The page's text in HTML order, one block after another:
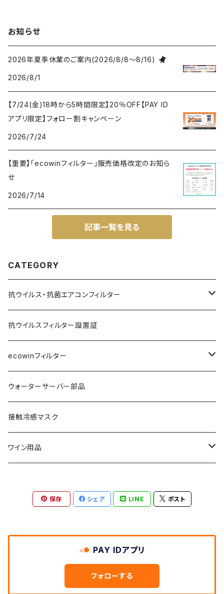
菌エアコンフィルター/新型
コロナ対策/風邪・インフル
エンザ対策/抗MRSA/抗カ
ビ/銅イオンの殺菌力/メンテ
ン/日本製/エコウィンフィル
ター
ナ対策/風邪・インフルエン
ザ対策/抗MRSA/抗カビ/銅
イオンの殺菌力/メンテナン
本製/エコウィンフィルター
お知らせ
2026年夏季休業のご案内(2026/8/8～8/16)
2026/8/1
【7/24(金)18時から5時間限定】20％OFF【PAY ID
アプリ限定】フォロー割キャンペーン
2026/7/24
【重要】「ecowinフィルター」販売価格改定のお知ら
せ
2026/7/14
記事一覧を見る
CATEGORY
抗ウイルス・抗菌エアコンフィルター
業務用(天カセ形)
エコウインフィルター
ecowinフィルター
家庭用(壁掛形)
エコウインフィルター
ecowinフィルター
抗ウイルスフィルター設置証
ecowinフィルター
インフルエンザ
ウイルス
花粉
ウイルス
エアコンフィルター
抗ウイルス
ウォーターサーバー部品
接触冷感マスク
ワイン用品
保存 シェア LINE ポスト
PAY IDアプリ
フォローする